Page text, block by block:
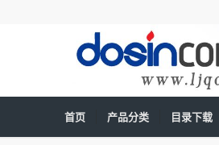
首页 产品分类 目录下载